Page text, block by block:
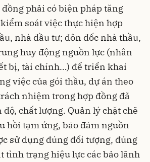
phải có biện pháp tăng
soát việc thực hiện hợp
nhà đầu tư; đôn đốc nhà thầu,
huy động nguồn lực (nhân
bị, tài chính…) để triển khai
việc của gói thầu, dự án theo
nhiệm trong hợp đồng đã
chất lượng. Quản lý chặt chẽ
hồi tạm ứng, bảo đảm nguồn
sử dụng đúng đối tượng, đúng
tình trạng hiệu lực các bảo lãnh